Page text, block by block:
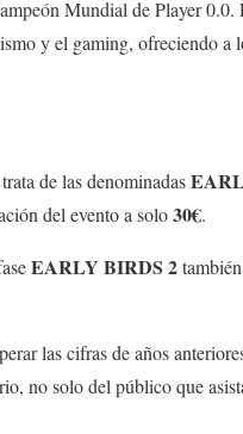
Mundial de Player 0.0.
y el gaming, ofreciendo a
de las denominadas
del evento a solo30€.
EARLY BIRDS 2
las cifras de años
no solo del público que